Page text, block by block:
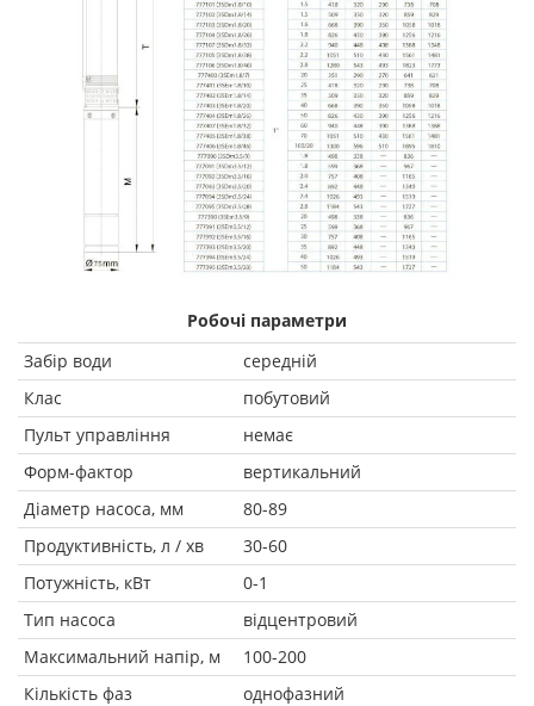
Робочі параметри
Забір води
середній
Клас
побутовий
Пульт управління
немає
Форм-фактор
вертикальний
Діаметр насоса, мм
80-89
Продуктивність, л / хв
30-60
Потужність, кВт
0-1
Тип насоса
відцентровий
Максимальний напір, м
100-200
Кількість фаз
однофазний